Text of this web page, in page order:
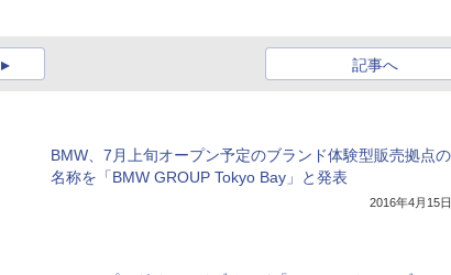
記事へ
BMW、7月上旬オープン予定のブランド体験型販売拠点の
名称を「BMW GROUP Tokyo Bay」と発表
2016年4月15日